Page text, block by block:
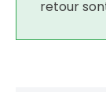
retour